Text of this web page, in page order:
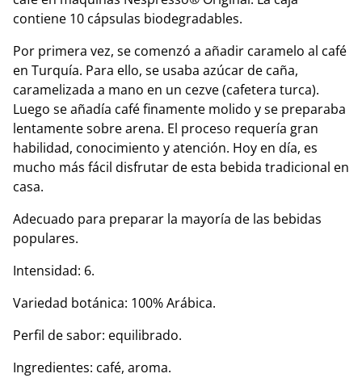
contiene 10 cápsulas biodegradables.
Por primera vez, se comenzó a añadir caramelo al café
en Turquía. Para ello, se usaba azúcar de caña,
caramelizada a mano en un cezve (cafetera turca).
Luego se añadía café finamente molido y se preparaba
lentamente sobre arena. El proceso requería gran
habilidad, conocimiento y atención. Hoy en día, es
mucho más fácil disfrutar de esta bebida tradicional en
casa.
Adecuado para preparar la mayoría de las bebidas
populares.
Intensidad: 6.
Variedad botánica: 100% Arábica.
Perfil de sabor: equilibrado.
Ingredientes: café, aroma.